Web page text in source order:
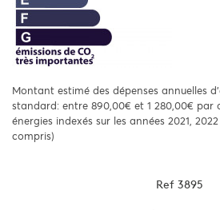
Montant estimé des dépenses annuelles
standard: entre 890,00€ et 1 280,00€ par
énergies indexés sur les années 2021,
compris)
Ref 3895